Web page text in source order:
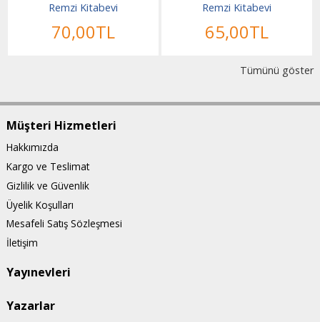
Remzi Kitabevi
70,00TL
Remzi Kitabevi
65,00TL
Tümünü göster
Müşteri Hizmetleri
Hakkımızda
Kargo ve Teslimat
Gizlilik ve Güvenlik
Üyelik Koşulları
Mesafeli Satış Sözleşmesi
İletişim
Yayınevleri
Yazarlar